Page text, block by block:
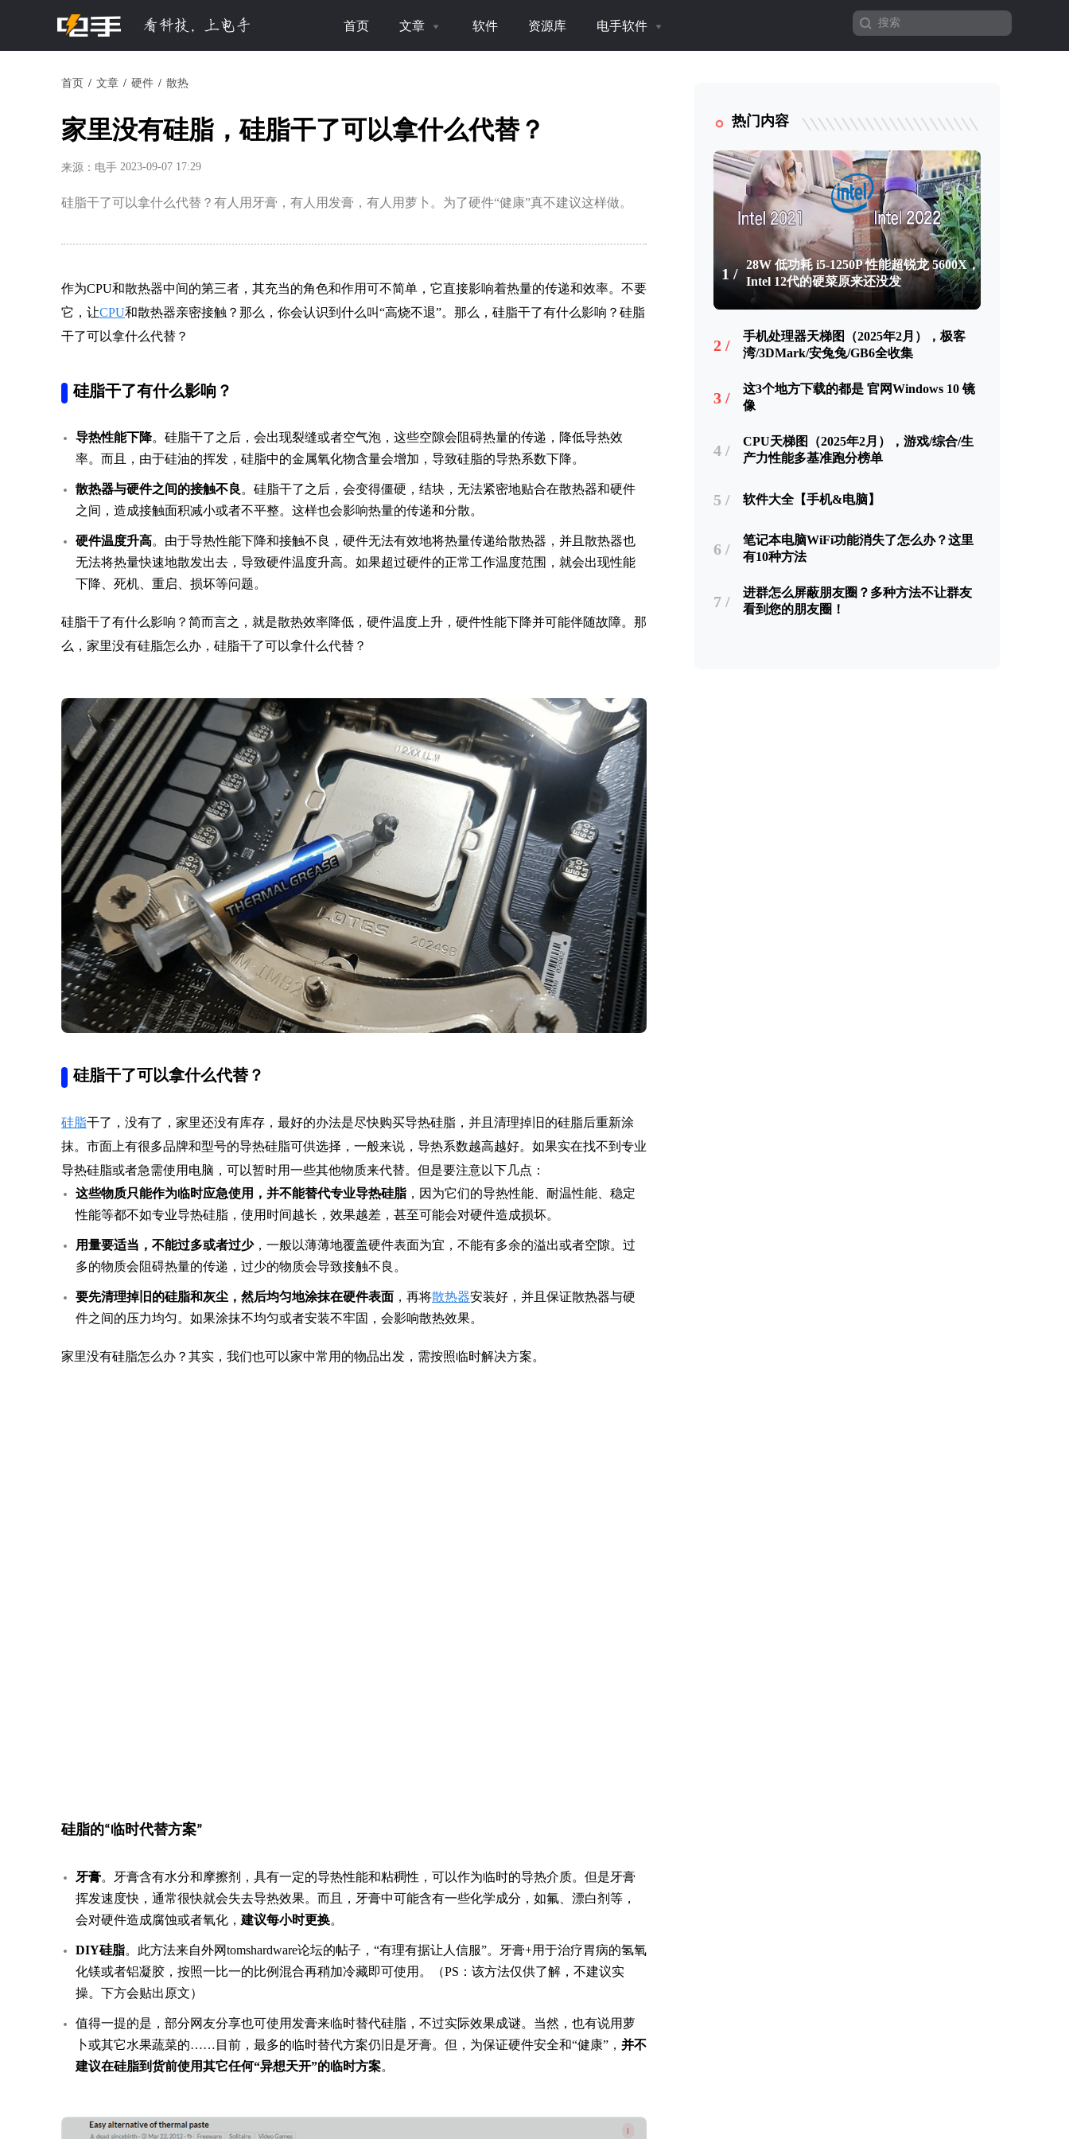
首页 文章 软件 资源库 电手软件
首页 文章 硬件 散热
家里没有硅脂，硅脂干了可以拿什么代替？
来源：电手 2023-09-07 17:29
硅脂干了可以拿什么代替？有人用牙膏，有人用发膏，有人用萝卜。为了硬件“健康”真不建议这样做。
作为CPU和散热器中间的第三者，其充当的角色和作用可不简单，它直接影响着热量的传递和效率。不要
它，让CPU和散热器亲密接触？那么，你会认识到什么叫“高烧不退”。那么，硅脂干了有什么影响？硅脂
干了可以拿什么代替？
硅脂干了有什么影响？
导热性能下降。硅脂干了之后，会出现裂缝或者空气泡，这些空隙会阻碍热量的传递，降低导热效
率。而且，由于硅油的挥发，硅脂中的金属氧化物含量会增加，导致硅脂的导热系数下降。
散热器与硬件之间的接触不良 。硅脂干了之后，会变得僵硬，结块，无法紧密地贴合在散热器和硬件
之间，造成接触面积减小或者不平整。这样也会影响热量的传递和分散。
硬件温度升高。由于导热性能下降和接触不良，硬件无法有效地将热量传递给散热器，并且散热器也
无法将热量快速地散发出去，导致硬件温度升高。如果超过硬件的正常工作温度范围，就会出现性能
下降、死机、重启、损坏等问题。
硅脂干了有什么影响？简而言之，就是散热效率降低，硬件温度上升，硬件性能下降并可能伴随故障。那
么，家里没有硅脂怎么办，硅脂干了可以拿什么代替？
硅脂干了可以拿什么代替？
硅脂干了，没有了，家里还没有库存，最好的办法是尽快购买导热硅脂，并且清理掉旧的硅脂后重新涂
抹。市面上有很多品牌和型号的导热硅脂可供选择，一般来说，导热系数越高越好。如果实在找不到专业
导热硅脂或者急需使用电脑，可以暂时用一些其他物质来代替。但是要注意以下几点：
这些物质只能作为临时应急使用，并不能替代专业导热硅脂 ，因为它们的导热性能、耐温性能、稳定
性能等都不如专业导热硅脂，使用时间越长，效果越差，甚至可能会对硬件造成损坏。
用量要适当，不能过多或者过少，一般以薄薄地覆盖硬件表面为宜，不能有多余的溢出或者空隙。过
多的物质会阻碍热量的传递，过少的物质会导致接触不良。
要先清理掉旧的硅脂和灰尘，然后均匀地涂抹在硬件表面 ，再将散热器安装好，并且保证散热器与硬
件之间的压力均匀。如果涂抹不均匀或者安装不牢固，会影响散热效果。
家里没有硅脂怎么办？其实，我们也可以家中常用的物品出发，需按照临时解决方案。
硅脂的“临时代替方案”
牙膏。牙膏含有水分和摩擦剂，具有一定的导热性能和粘稠性，可以作为临时的导热介质。但是牙膏
挥发速度快，通常很快就会失去导热效果。而且，牙膏中可能含有一些化学成分，如氟、漂白剂等，
会对硬件造成腐蚀或者氧化， 建议每小时更换。
DIY硅脂。此方法来自外网tomshardware论坛的帖子，“有理有据让人信服”。牙膏+用于治疗胃病的氢氧
化镁或者铝凝胶，按照一比一的比例混合再稍加冷藏即可使用。（PS：该方法仅供了解，不建议实
操。下方会贴出原文）
值得一提的是，部分网友分享也可使用发膏来临时替代硅脂，不过实际效果成谜。当然，也有说用萝
卜或其它水果蔬菜的……目前，最多的临时替代方案仍旧是牙膏。但，为保证硬件安全和“健康”， 并不
建议在硅脂到货前使用其它任何“异想天开”的临时方案。
热门内容
1 /
28W 低功耗 i5-1250P 性能超锐龙 5600X，
Intel 12代的硬菜原来还没发
2 /
手机处理器天梯图（2025年2月），极客
湾/3DMark/安兔兔/GB6全收集
3 /
这3个地方下载的都是 官网Windows 10 镜
像
4 /
CPU天梯图（2025年2月），游戏/综合/生
产力性能多基准跑分榜单
5 / 软件大全【手机&电脑】
6 /
笔记本电脑WiFi功能消失了怎么办？这里
有10种方法
7 /
进群怎么屏蔽朋友圈？多种方法不让群友
看到您的朋友圈！